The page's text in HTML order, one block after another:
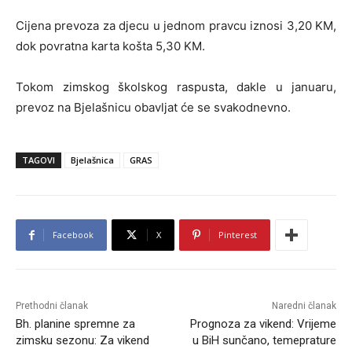
Cijena prevoza za djecu u jednom pravcu iznosi 3,20 KM,
dok povratna karta košta 5,30 KM.
Tokom zimskog školskog raspusta, dakle u januaru,
prevoz na Bjelašnicu obavljat će se svakodnevno.
TAGOVI Bjelašnica GRAS
Facebook X Pinterest
Prethodni članak
Bh. planine spremne za
zimsku sezonu: Za vikend
Naredni članak
Prognoza za vikend: Vrijeme
u BiH sunčano, temeprature